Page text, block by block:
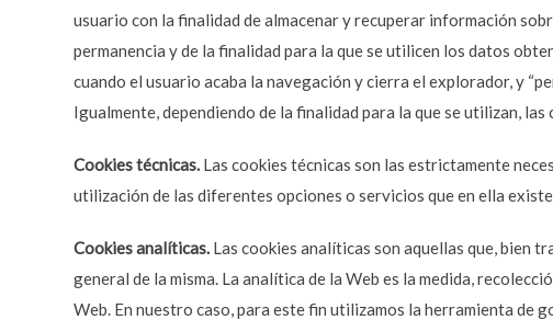
usuario con la finalidad de almacenar y recuperar información
permanencia y de la finalidad para la que se utilicen los datos
cuando el usuario acaba la navegación y cierra el explorador, y
Igualmente, dependiendo de la finalidad para la que se utilizan, las
Cookies técnicas. Las cookies técnicas son las estrictamente
utilización de las diferentes opciones o servicios que en ella
Cookies analíticas. Las cookies analíticas son aquellas que, bien
general de la misma. La analítica de la Web es la medida,
Web. En nuestro caso, para este fin utilizamos la herramienta de